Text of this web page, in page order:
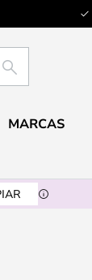
BUSCAR
MARCAS